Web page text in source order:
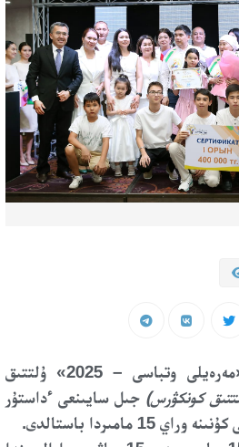
الماتى قالاسىندا «مەرەيلى وتباسى – 2025» ۇلتتىق
كونكۋرس) جىل سايىنعى ءداستۇر
مامىردا باستالدى.